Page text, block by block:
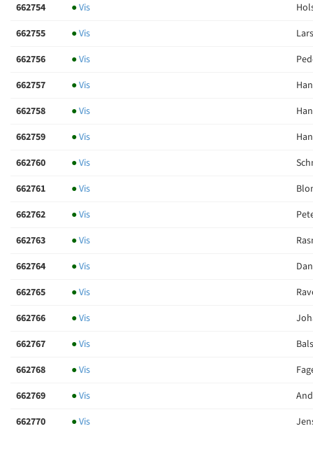
662754 ●Vis
662755
●Vis
662756
●Vis
662757
●Vis
662758
●Vis
662759
●Vis
662760
●Vis
662761
●Vis
662762
●Vis
662763
●Vis
662764
●Vis
662765
●Vis
662766
●Vis
662767
●Vis
662768
●Vis
662769
●Vis
662770
●Vis